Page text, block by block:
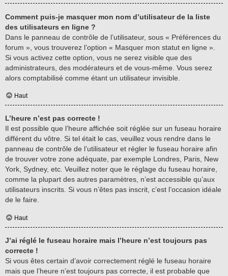
Comment puis-je masquer mon nom d’utilisateur de la liste
des utilisateurs en ligne ?
Dans le panneau de contrôle de l’utilisateur, sous « Préférences du
forum », vous trouverez l’option « Masquer mon statut en ligne ».
Si vous activez cette option, vous ne serez visible que des
administrateurs, des modérateurs et de vous-même. Vous serez
alors comptabilisé comme étant un utilisateur invisible.
Haut
L’heure n’est pas correcte !
Il est possible que l’heure affichée soit réglée sur un fuseau horaire
différent du vôtre. Si tel était le cas, veuillez vous rendre dans le
panneau de contrôle de l’utilisateur et régler le fuseau horaire afin
de trouver votre zone adéquate, par exemple Londres, Paris, New
York, Sydney, etc. Veuillez noter que le réglage du fuseau horaire,
comme la plupart des autres paramètres, n’est accessible qu’aux
utilisateurs inscrits. Si vous n’êtes pas inscrit, c’est l’occasion idéale
de le faire.
Haut
J’ai réglé le fuseau horaire mais l’heure n’est toujours pas
correcte !
Si vous êtes certain d’avoir correctement réglé le fuseau horaire
mais que l’heure n’est toujours pas correcte, il est probable que